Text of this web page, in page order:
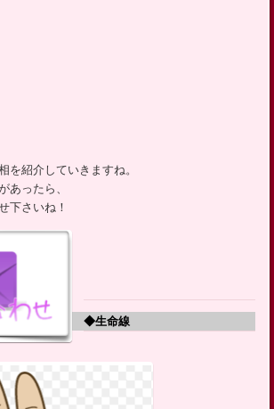
を紹介していきますね。
あったら、
下さいね！
◆生命線